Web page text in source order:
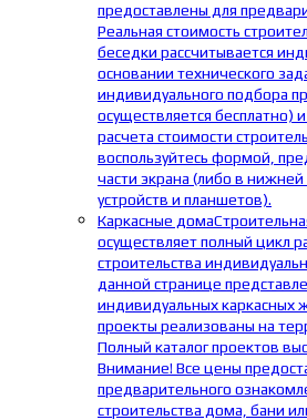
предоставлены для
Реальная стоимость
беседки рассчитывается
основании технического
индивидуального подбора
осуществляется бесплатно)
расчета стоимости
воспользуйтесь формой,
части экрана (либо в
устройств и планшетов).
Каркасные дома
осуществляет полный цикл
строительства
данной странице
индивидуальных каркасных
проекты реализованы на
Полный каталог проектов
Внимание! Все цены
предварительного
строительства дома, бани